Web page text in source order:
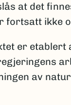
at det
fortsatt ikke
er etablert
av